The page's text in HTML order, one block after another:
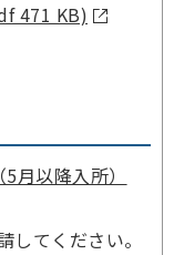
471 KB)
月以降入所）
てください。